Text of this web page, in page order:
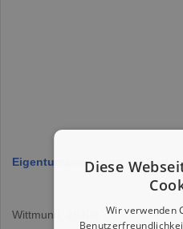
Eigentumswohnung mit Garten
Wittmund, 26409
Diese
Wir verwenden